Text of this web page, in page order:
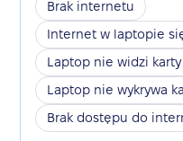
Brak internetu
Internet w laptopie
Laptop nie widzi
Laptop nie wykrywa
Brak dostępu do